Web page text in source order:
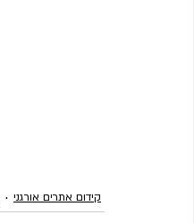
קידום אתרים אורגני